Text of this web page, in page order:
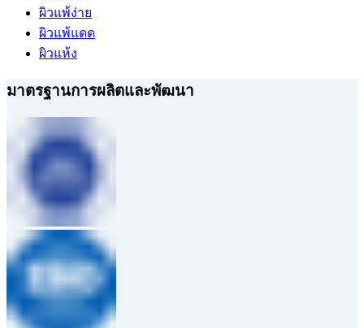
ผิวแพ้ง่าย
ผิวแพ้แดด
ผิวแห้ง
มาตรฐานการผลิตและพัฒนา